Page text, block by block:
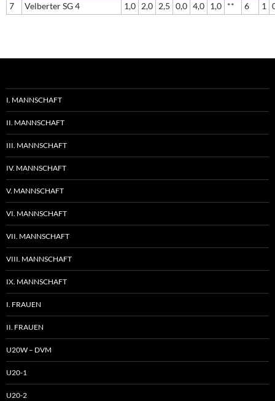
7
Velberter SG 4 1,0 2,0 2,5 0,0 4,0 1,0 ** 6 1
I. MANNSCHAFT
II. MANNSCHAFT
III. MANNSCHAFT
IV. MANNSCHAFT
V. MANNSCHAFT
VI. MANNSCHAFT
VII. MANNSCHAFT
VIII. MANNSCHAFT
IX. MANNSCHAFT
I. FRAUEN
II. FRAUEN
U20W – DVM
U20-1
U20-2